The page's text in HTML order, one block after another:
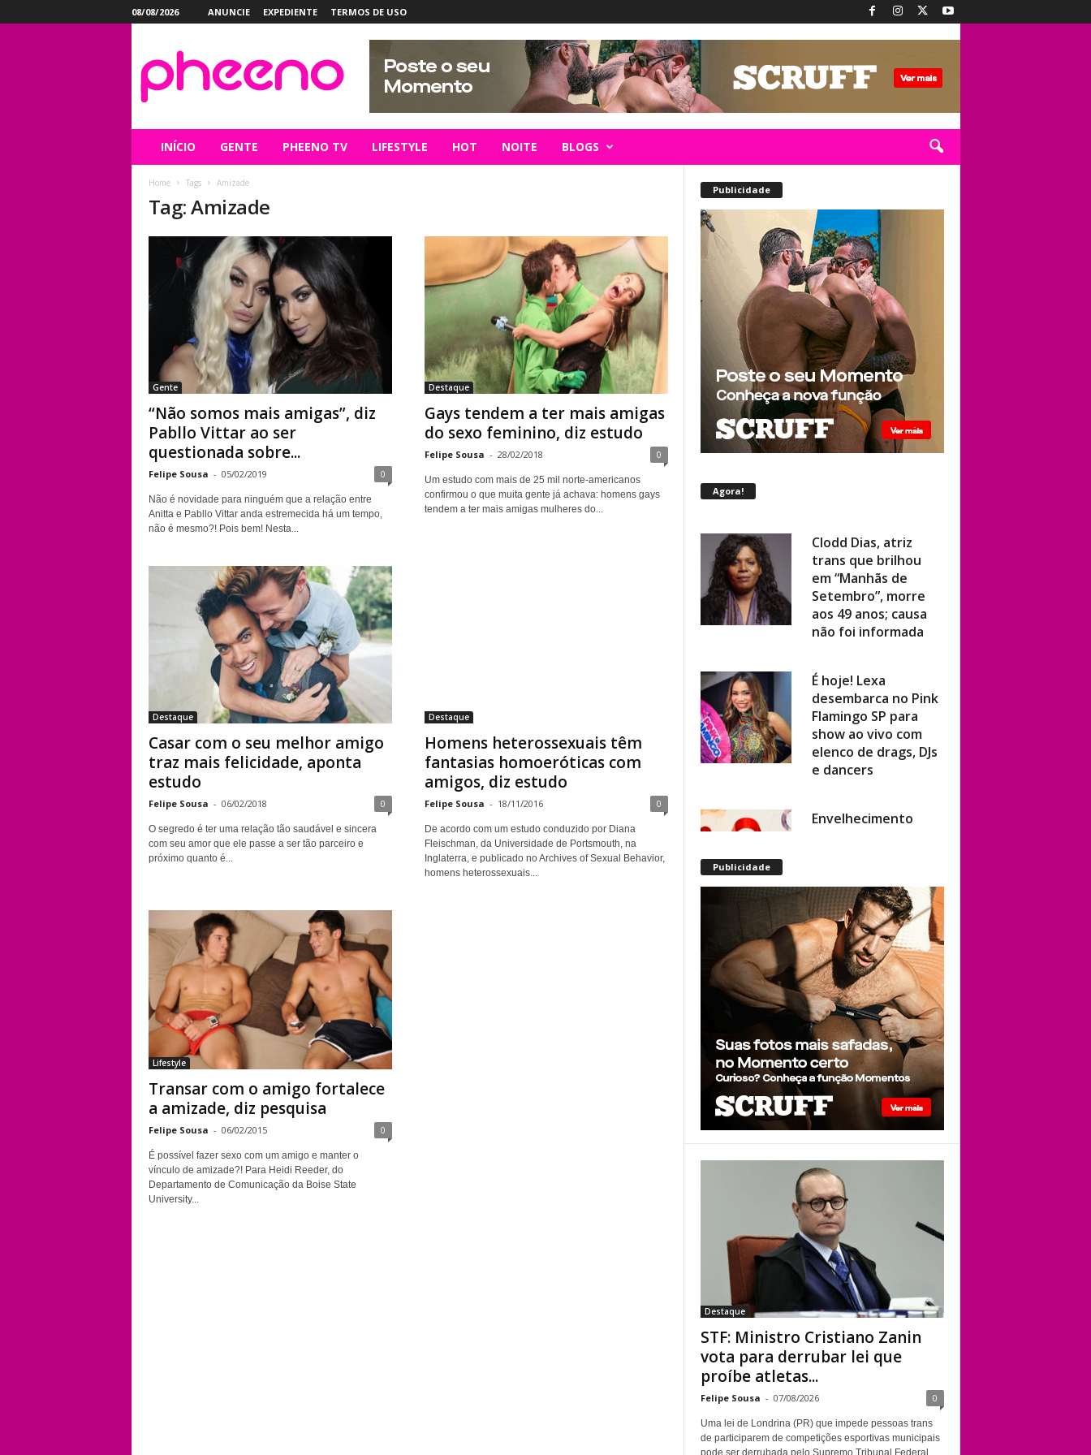
08/08/2026 ANUNCIE EXPEDIENTE TERMOS DE USO
INÍCIO GENTE PHEENO TV LIFESTYLE HOT NOITE BLOGS
Home Tags Amizade
Tag: Amizade
Gente
“Não somos mais amigas”, diz
Pabllo Vittar ao ser
questionada sobre...
Felipe Sousa - 05/02/2019 0
Não é novidade para ninguém que a relação entre
Anitta e Pabllo Vittar anda estremecida há um tempo,
não é mesmo?! Pois bem! Nesta...
Destaque
Gays tendem a ter mais amigas
do sexo feminino, diz estudo
Felipe Sousa - 28/02/2018 0
Um estudo com mais de 25 mil norte-americanos
confirmou o que muita gente já achava: homens gays
tendem a ter mais amigas mulheres do...
Destaque
Casar com o seu melhor amigo
traz mais felicidade, aponta
estudo
Felipe Sousa - 06/02/2018 0
O segredo é ter uma relação tão saudável e sincera
com seu amor que ele passe a ser tão parceiro e
próximo quanto é...
Destaque
Homens heterossexuais têm
fantasias homoeróticas com
amigos, diz estudo
Felipe Sousa - 18/11/2016 0
De acordo com um estudo conduzido por Diana
Fleischman, da Universidade de Portsmouth, na
Inglaterra, e publicado no Archives of Sexual Behavior,
homens heterossexuais...
Lifestyle
Transar com o amigo fortalece
a amizade, diz pesquisa
Felipe Sousa - 06/02/2015 0
É possível fazer sexo com um amigo e manter o
vínculo de amizade?! Para Heidi Reeder, do
Departamento de Comunicação da Boise State
University...
Publicidade
Agora!
trans que brilhou
em “Manhãs de
Setembro”, morre
aos 49 anos; causa
não foi informada
desembarca no Pink
Flamingo SP para
show ao vivo com
elenco de drags, DJs
e dancers
acelerado: pessoas
real, aponta
relatório
internacional
Gay de 62 anos
relembra quando,
aos 15, foi garoto de
programa por
quatro meses sem
saber: “Idiotice da
minha parte”
STF: Ministro
para derrubar lei
que proíbe atletas
transgênero em
competições de
Londrina
Publicidade
Destaque
STF: Ministro Cristiano Zanin
vota para derrubar lei que
proíbe atletas...
Felipe Sousa - 07/08/2026 0
Uma lei de Londrina (PR) que impede pessoas trans
de participarem de competições esportivas municipais
pode ser derrubada pelo Supremo Tribunal Federal